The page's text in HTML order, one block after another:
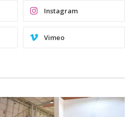
Instagram
Vimeo